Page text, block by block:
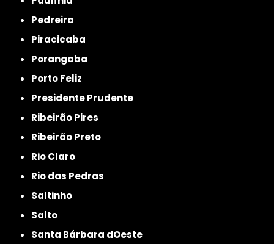
Pedreira
Piracicaba
Porangaba
Porto Feliz
Presidente Prudente
Ribeirão Pires
Ribeirão Preto
Rio Claro
Rio das Pedras
Saltinho
Salto
Santa Bárbara dOeste